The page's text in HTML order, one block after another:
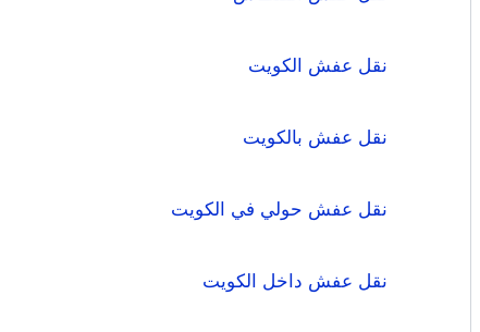
نقل عفش الكويت
نقل عفش بالكويت
نقل عفش حولي في الكويت
نقل عفش داخل الكويت